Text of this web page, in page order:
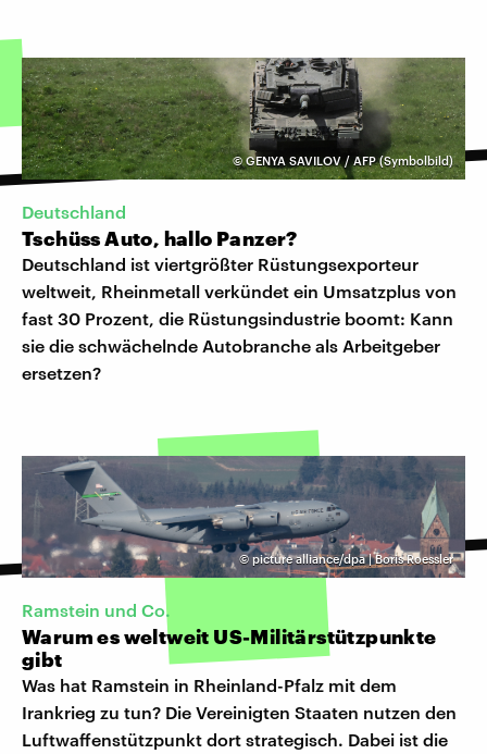
©GENYA SAVILOV / AFP (Symbolbild)
Deutschland
Tschüss Auto, hallo Panzer?
Deutschland ist viertgrößter Rüstungsexporteur
weltweit, Rheinmetall verkündet ein Umsatzplus von
fast 30 Prozent, die Rüstungsindustrie boomt: Kann
sie die schwächelnde Autobranche als Arbeitgeber
ersetzen?
©picture alliance/dpa | Boris Roessler
Ramstein und Co.
Warum es weltweit US-Militärstützpunkte
gibt
Was hat Ramstein in Rheinland-Pfalz mit dem
Irankrieg zu tun? Die Vereinigten Staaten nutzen den
Luftwaffenstützpunkt dort strategisch. Dabei ist die